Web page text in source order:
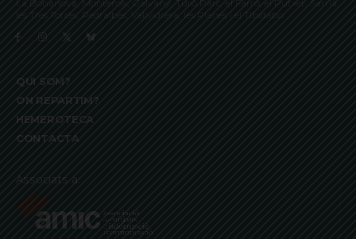
La Bonanova, Monterols, Galvany, Turó Parc, el Farró, el Putxet, Sarrià,
les Tres Torres, Pedralbes, Vallvidrera, les Planes i el Tibidabo
QUI SOM?
ON REPARTIM?
HEMEROTECA
CONTACTA
Associats a: